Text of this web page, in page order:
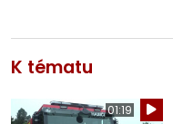
K tématu
01:19